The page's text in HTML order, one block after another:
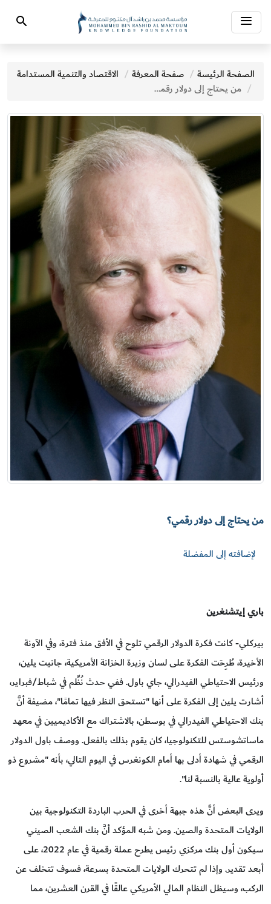
Toggle
navigation
Search
الصفحة الرئيسة صفحة المعرفة
الاقتصاد والتنمية المستدامة
من يحتاج إلى دولار رقمي؟
من يحتاج إلى دولار رقمي؟
لإضافته إلى المفضلة
باري إيتشنغرين
بيركلي- كانت فكرة الدولار الرقمي تلوح في الأفق منذ فترة، وفي الآونة
الأخيرة، طُرِحَت الفكرة على لسان وزيرة الخزانة الأمريكية، جانيت يلين،
ورئيس الاحتياطي الفيدرالي، جاي باول. ففي حدث نُظِّم في شباط/فبراير،
أشارت يلين إلى الفكرة على أنها "تستحق النظر فيها تمامًا"، مضيفة أنَّ
بنك الاحتياطي الفيدرالي في بوسطن، بالاشتراك مع الأكاديميين في معهد
ماساتشوستس للتكنولوجيا، كان يقوم بذلك بالفعل. ووصف باول الدولار
الرقمي في شهادة أدلى بها أمام الكونغرس في اليوم التالي، بأنه "مشروع ذو
أولوية عالية بالنسبة لنا".
ويرى البعض أنَّ هذه جبهة أخرى في الحرب الباردة التكنولوجية بين
الولايات المتحدة والصين. ومن شبه المؤكد أنَّ بنك الشعب الصيني
سيكون أول بنك مركزي رئيس يطرح عملة رقمية في عام 2022، على
أبعد تقدير. وإذا لم تتحرك الولايات المتحدة بسرعة، فسوف تتخلف عن
الركب، وسيظل النظام المالي الأمريكي عالقًا في القرن العشرين، مما